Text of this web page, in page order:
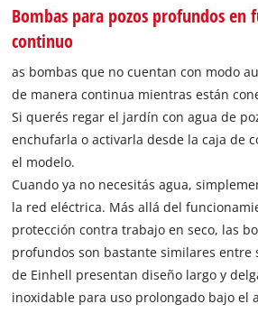
Bombas para pozos profundos en
continuo
as bombas que no cuentan con modo
de manera continua mientras están
Si querés regar el jardín con agua de
enchufarla o activarla desde la caja de
el modelo.
Cuando ya no necesitás agua,
la red eléctrica. Más allá del
protección contra trabajo en seco, las
profundos son bastante similares entre
de Einhell presentan diseño largo y
inoxidable para uso prolongado bajo el